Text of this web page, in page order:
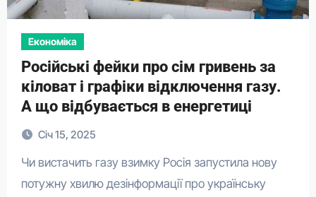
Економіка
Російські фейки про сім гривень за
кіловат і графіки відключення газу.
А що відбувається в енергетиці
Січ 15, 2025
Чи вистачить газу взимку Росія запустила нову
потужну хвилю дезінформації про українську